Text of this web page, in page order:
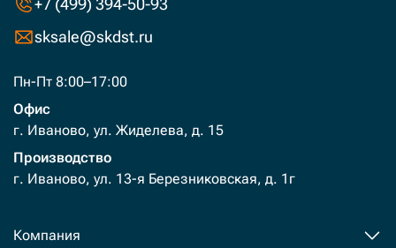
+7 (499) 394-50-93
sksale@skdst.ru
Пн-Пт 8:00–17:00
Офис
г. Иваново, ул. Жиделева, д. 15
Производство
г. Иваново, ул. 13-я Березниковская, д. 1г
Компания